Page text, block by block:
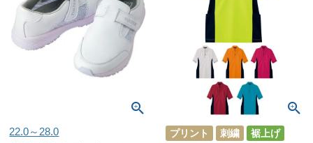
22.0～28.0 プリント 刺繍
裾上げ